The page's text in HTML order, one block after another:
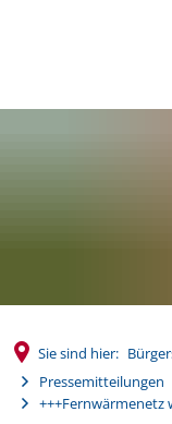
Sie sind hier:
Pressemitteilungen
+++Fernwärmenetz